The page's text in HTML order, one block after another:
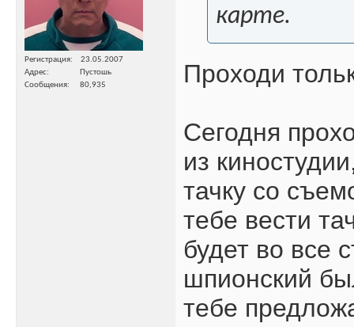
Регистрация
23.05.2007
Адрес
Пустошь
Сообщения
80,935
карте.
Проходи
Сегодня
из
тачку со
тебе вести
будет во все
шпионский
тебе